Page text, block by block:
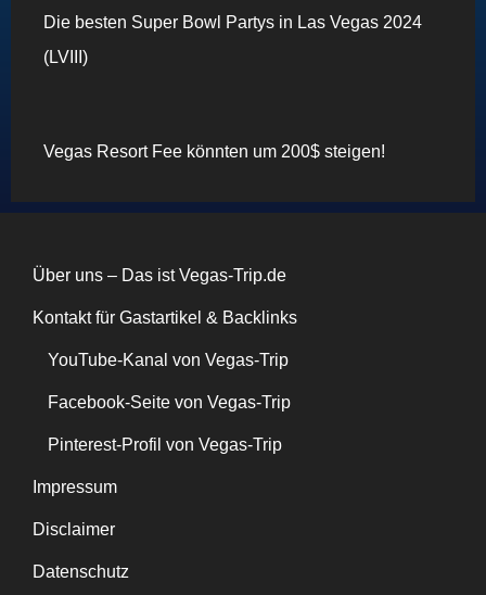
Die besten Super Bowl Partys in Las Vegas 2024
(LVIII)
Vegas Resort Fee könnten um 200$ steigen!
Über uns – Das ist Vegas-Trip.de
Kontakt für Gastartikel & Backlinks
YouTube-Kanal von Vegas-Trip
Facebook-Seite von Vegas-Trip
Pinterest-Profil von Vegas-Trip
Impressum
Disclaimer
Datenschutz